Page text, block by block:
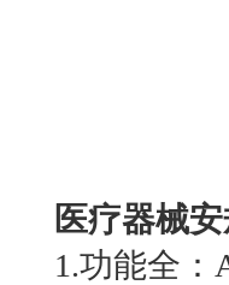
医疗器械
1.功能全：